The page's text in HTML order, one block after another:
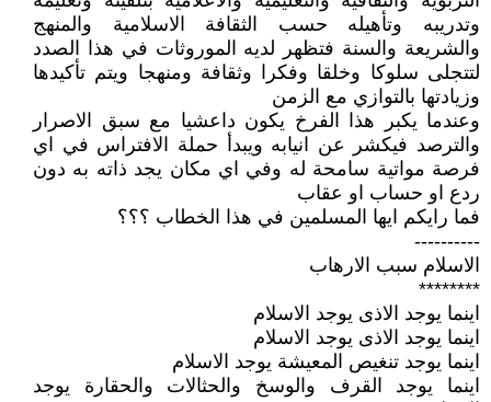
وتدريبه وتأهيله حسب الثقافة الاسلامية والمنهج
والشريعة والسنة فتظهر لديه الموروثات في هذا الصدد
لتتجلى سلوكا وخلقا وفكرا وثقافة ومنهجا ويتم تأكيدها
وزيادتها بالتوازي مع الزمن
وعندما يكبر هذا الفرخ يكون داعشيا مع سبق الاصرار
والترصد فيكشر عن انيابه ويبدأ حملة الافتراس في اي
فرصة مواتية سامحة له وفي اي مكان يجد ذاته به دون
ردع او حساب او عقاب
فما رايكم ايها المسلمين في هذا الخطاب ؟؟؟
----------
الاسلام سبب الارهاب
********
اينما يوجد الاذى يوجد الاسلام
اينما يوجد الاذى يوجد الاسلام
اينما يوجد تنغيص المعيشة يوجد الاسلام
اينما يوجد القرف والوسخ والحثالات والحقارة يوجد